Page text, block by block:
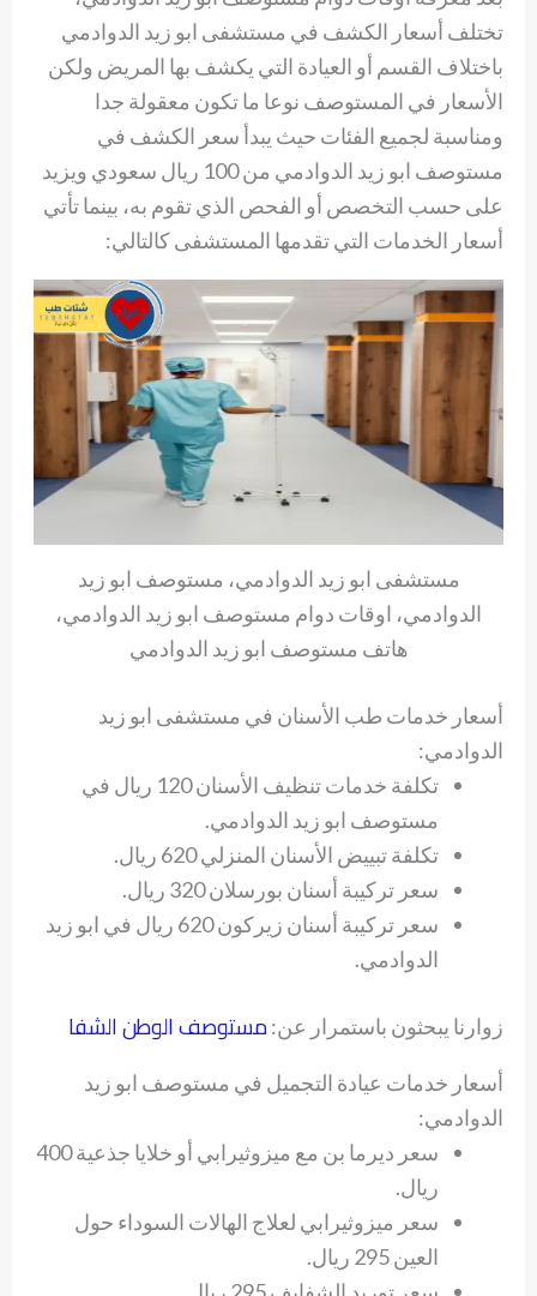
تختلف أسعار الكشف في مستشفى ابو زيد الدوادمي
باختلاف القسم أو العيادة التي يكشف بها المريض ولكن
الأسعار في المستوصف نوعا ما تكون معقولة جدا
ومناسبة لجميع الفئات حيث يبدأ سعر الكشف في
مستوصف ابو زيد الدوادمي من 100 ريال سعودي ويزيد
على حسب التخصص أو الفحص الذي تقوم به، بينما تأتي
أسعار الخدمات التي تقدمها المستشفى كالتالي:
مستشفى ابو زيد الدوادمي، مستوصف ابو زيد
الدوادمي، اوقات دوام مستوصف ابو زيد الدوادمي،
هاتف مستوصف ابو زيد الدوادمي
أسعار خدمات طب الأسنان في مستشفى ابو زيد
الدوادمي:
تكلفة خدمات تنظيف الأسنان 120 ريال في
مستوصف ابو زيد الدوادمي.
تكلفة تبييض الأسنان المنزلي 620 ريال.
سعر تركيبة أسنان بورسلان 320 ريال.
سعر تركيبة أسنان زيركون 620 ريال في ابو زيد
الدوادمي.
زوارنا يبحثون باستمرار عن:مستوصف الوطن الشفا
أسعار خدمات عيادة التجميل في مستوصف ابو زيد
الدوادمي:
سعر ديرما بن مع ميزوثيرابي أو خلايا جذعية 400
ريال.
سعر ميزوثيرابي لعلاج الهالات السوداء حول
العين 295 ريال.